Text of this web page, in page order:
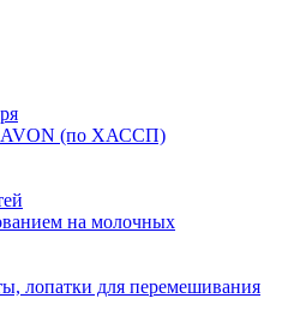
(по ХАССП)
на молочных
лопатки для перемешивания